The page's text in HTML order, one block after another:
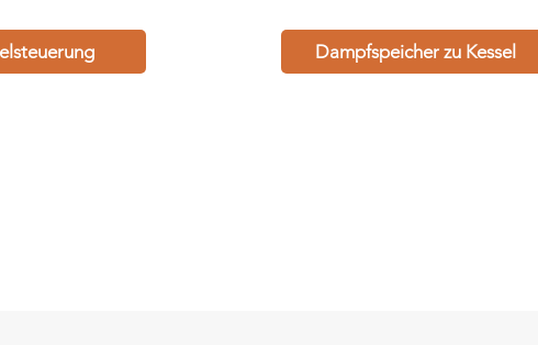
Dampfspeicher zu Kessel